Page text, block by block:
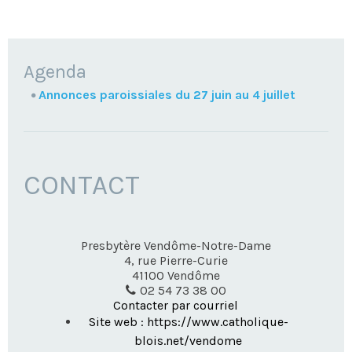
NAVIGATION
Agenda
Annonces paroissiales du 27 juin au 4 juillet
CONTACT
Presbytère Vendôme-Notre-Dame
4, rue Pierre-Curie
41100 Vendôme
02 54 73 38 00
Contacter par courriel
Site web : https://www.catholique-
blois.net/vendome